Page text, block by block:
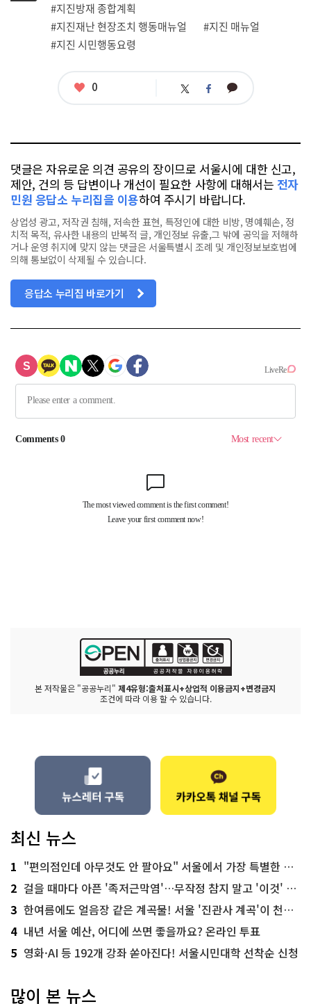
관
련
태
그
#지진방재 종합계획
#지진재난 현장조치 행동매뉴얼
#지진 매뉴얼
#지진 시민행동요령
좋
0 트 페 카
댓글은 자유로운 의견 공유의 장이므로 서울시에 대한 신고,
제안, 건의 등 답변이나 개선이 필요한 사항에 대해서는 전자
민원 응답소 누리집을 이용하여 주시기 바랍니다.
상업성 광고, 저작권 침해, 저속한 표현, 특정인에 대한 비방, 명예훼손, 정
치적 목적, 유사한 내용의 반복적 글, 개인정보 유출,그 밖에 공익을 저해하
거나 운영 취지에 맞지 않는 댓글은 서울특별시 조례 및 개인정보보호법에
의해 통보없이 삭제될 수 있습니다.
응답소 누리집 바로가기
본 저작물은 "공공누리" 제4유형:출처표시+상업적 이용금지+변경금지
조건에 따라 이용 할 수 있습니다.
최신 뉴스
1 "편의점인데 아무것도 안 팔아요" 서울에서 가장 특별한 편의점의 정체
2 걸을 때마다 아픈 '족저근막염'…무작정 참지 말고 '이것' 해보세요!
3 한여름에도 얼음장 같은 계곡물! 서울 '진관사 계곡'이 천국이네~
4 내년 서울 예산, 어디에 쓰면 좋을까요? 온라인 투표
5 영화·AI 등 192개 강좌 쏟아진다! 서울시민대학 선착순 신청
많이 본 뉴스